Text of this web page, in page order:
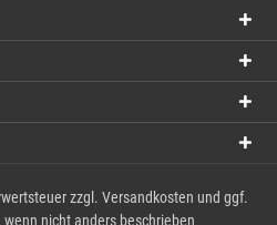
zzgl. Versandkosten und ggf.
nicht anders beschrieben